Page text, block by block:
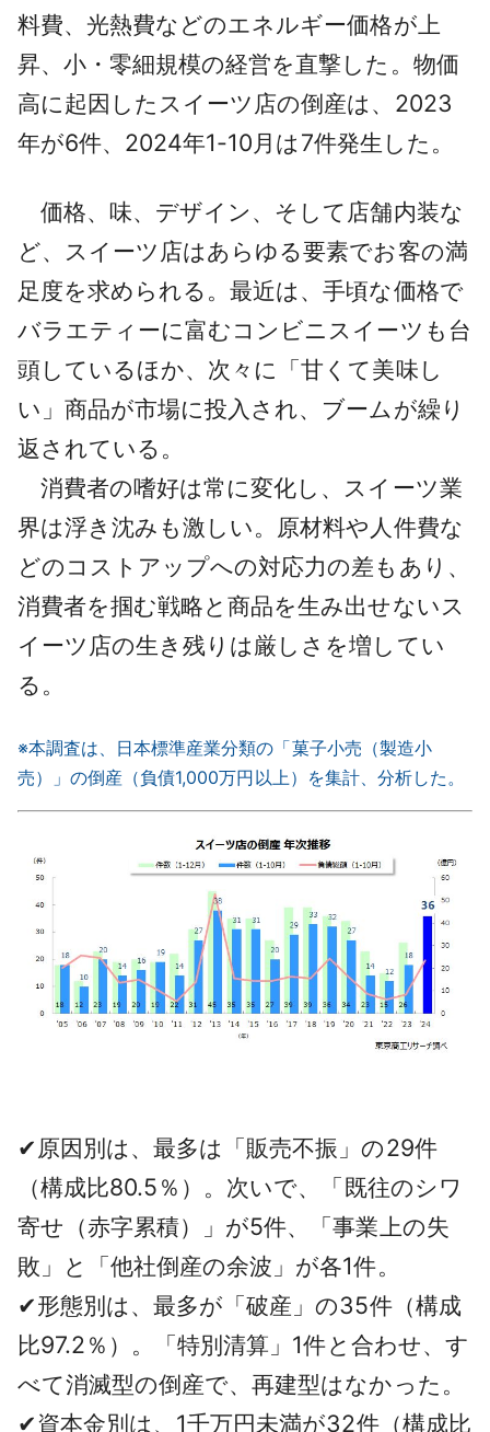
料費、光熱費などのエネルギー価格が上
昇、小・零細規模の経営を直撃した。物価
高に起因したスイーツ店の倒産は、2023
年が6件、2024年1-10月は7件発生した。
価格、味、デザイン、そして店舗内装な
ど、スイーツ店はあらゆる要素でお客の満
足度を求められる。最近は、手頃な価格で
バラエティーに富むコンビニスイーツも台
頭しているほか、次々に「甘くて美味し
い」商品が市場に投入され、ブームが繰り
返されている。
消費者の嗜好は常に変化し、スイーツ業
界は浮き沈みも激しい。原材料や人件費な
どのコストアップへの対応力の差もあり、
消費者を掴む戦略と商品を生み出せないス
イーツ店の生き残りは厳しさを増してい
る。
※本調査は、日本標準産業分類の「菓子小売（製造小
売）」の倒産（負債1,000万円以上）を集計、分析した。
✔原因別は、最多は「販売不振」の29件
（構成比80.5％）。次いで、「既往のシワ
寄せ（赤字累積）」が5件、「事業上の失
敗」と「他社倒産の余波」が各1件。
✔形態別は、最多が「破産」の35件（構成
比97.2％）。「特別清算」1件と合わせ、す
べて消滅型の倒産で、再建型はなかった。
✔資本金別は、1千万円未満が32件（構成比